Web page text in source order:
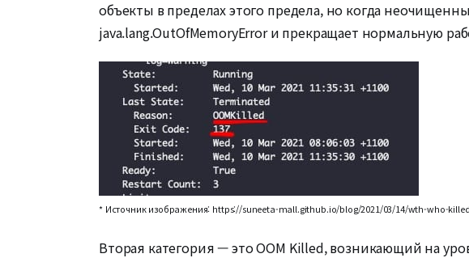
объекты в пределах этого предела, но когда
java.lang.OutOfMemoryError и прекращает нормальную
* Источник изображения: https://suneeta-mall.github.io/blog/2021/03/14/wth-who-
Вторая категория — это OOM Killed, возникающий на